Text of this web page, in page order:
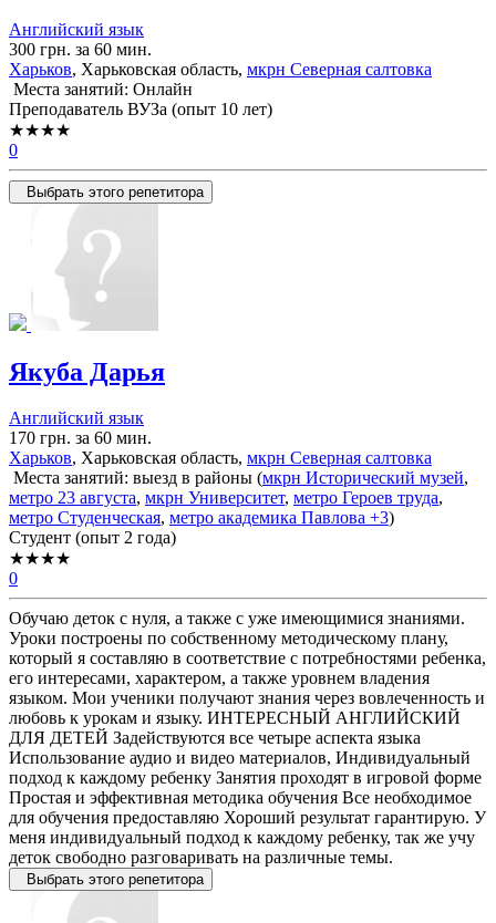
Английский язык
300 грн. за 60 мин.
Харьков, Харьковская область, мкрн Северная салтовка
Места занятий: Онлайн
Преподаватель ВУЗа (опыт 10 лет)
★★★★
0
Выбрать этого репетитора
Якуба Дарья
Английский язык
170 грн. за 60 мин.
Харьков, Харьковская область, мкрн Северная салтовка
Места занятий: выезд в районы (мкрн Исторический музей,
метро 23 августа, мкрн Университет, метро Героев труда,
метро Студенческая, метро академика Павлова +3)
Cтудент (опыт 2 года)
★★★★
0
Обучаю деток с нуля, а также с уже имеющимися знаниями.
Уроки построены по собственному методическому плану,
который я составляю в соответствие с потребностями ребенка,
его интересами, характером, а также уровнем владения
языком. Мои ученики получают знания через вовлеченность и
любовь к урокам и языку. ИНТЕРЕСНЫЙ АНГЛИЙСКИЙ
ДЛЯ ДЕТЕЙ Задействуются все четыре аспекта языка
Использование аудио и видео материалов, Индивидуальный
подход к каждому ребенку Занятия проходят в игровой форме
Простая и эффективная методика обучения Все необходимое
для обучения предоставляю Хороший результат гарантирую. У
меня индивидуальный подход к каждому ребенку, так же учу
деток свободно разговаривать на различные темы.
Выбрать этого репетитора